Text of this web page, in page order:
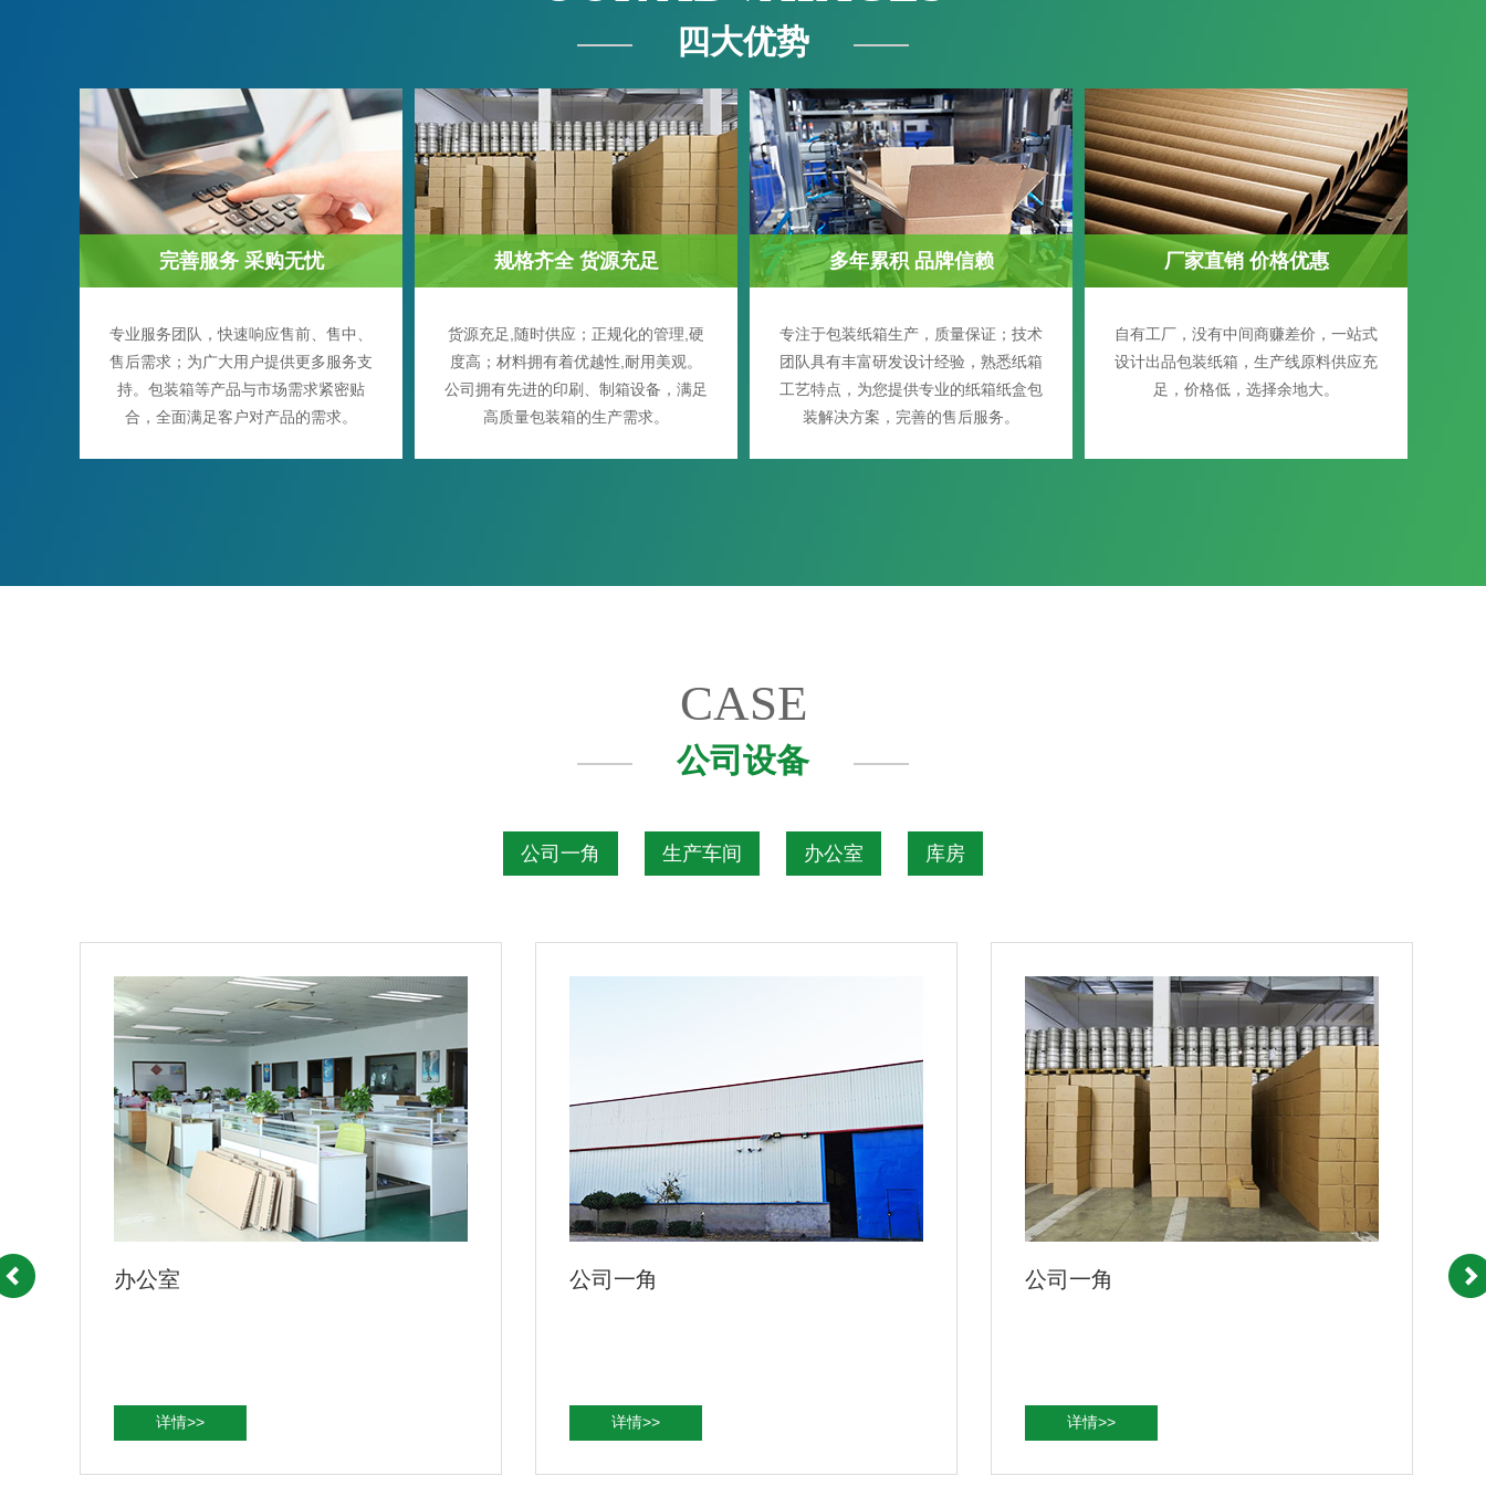
四大优势
完善服务 采购无忧
专业服务团队，快速响应售前、售中、
售后需求；为广大用户提供更多服务支
持。包装箱等产品与市场需求紧密贴
合，全面满足客户对产品的需求。
规格齐全 货源充足
货源充足,随时供应；正规化的管理,硬
度高；材料拥有着优越性,耐用美观。
公司拥有先进的印刷、制箱设备，满足
高质量包装箱的生产需求。
多年累积 品牌信赖
专注于包装纸箱生产，质量保证；技术
团队具有丰富研发设计经验，熟悉纸箱
工艺特点，为您提供专业的纸箱纸盒包
装解决方案，完善的售后服务。
厂家直销 价格优惠
自有工厂，没有中间商赚差价，一站式
设计出品包装纸箱，生产线原料供应充
足，价格低，选择余地大。
CASE
公司设备
公司一角 生产车间 办公室 库房
公司一角
详情>>
公司一角
详情>>
公司一角
详情>>